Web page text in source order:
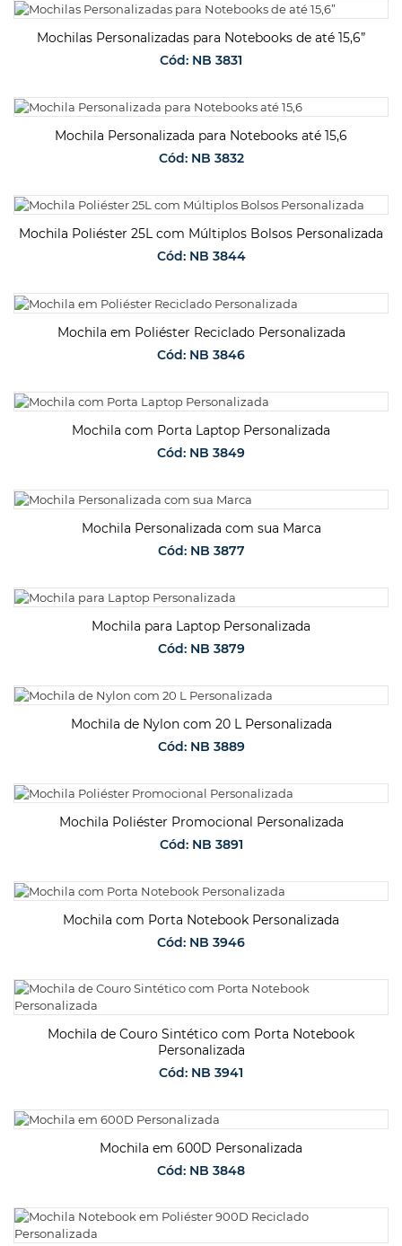
SOLICITAR ORÇAMENTO
Mochilas Personalizadas para Notebooks de até 15,6”
Cód: NB 3831
SOLICITAR ORÇAMENTO
Mochila Personalizada para Notebooks até 15,6
Cód: NB 3832
SOLICITAR ORÇAMENTO
Mochila Poliéster 25L com Múltiplos Bolsos Personalizada
Cód: NB 3844
SOLICITAR ORÇAMENTO
Mochila em Poliéster Reciclado Personalizada
Cód: NB 3846
SOLICITAR ORÇAMENTO
Mochila com Porta Laptop Personalizada
Cód: NB 3849
SOLICITAR ORÇAMENTO
Mochila Personalizada com sua Marca
Cód: NB 3877
SOLICITAR ORÇAMENTO
Mochila para Laptop Personalizada
Cód: NB 3879
SOLICITAR ORÇAMENTO
Mochila de Nylon com 20 L Personalizada
Cód: NB 3889
SOLICITAR ORÇAMENTO
Mochila Poliéster Promocional Personalizada
Cód: NB 3891
SOLICITAR ORÇAMENTO
Mochila com Porta Notebook Personalizada
Cód: NB 3946
SOLICITAR ORÇAMENTO
Mochila de Couro Sintético com Porta Notebook
Personalizada
Cód: NB 3941
SOLICITAR ORÇAMENTO
Mochila em 600D Personalizada
Cód: NB 3848
SOLICITAR ORÇAMENTO